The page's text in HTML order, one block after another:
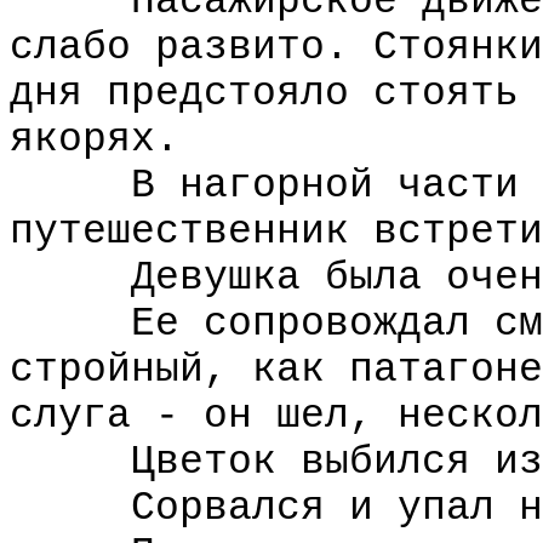
слабо развито.
дня предстояло
якорях.
В нагорной части
путешественник
Девушка была
Ее сопровождал
стройный, как
слуга - он шел,
Цветок выбился из
Сорвался и упал